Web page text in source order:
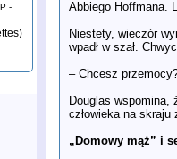
-
Abbiego Hoffmana.
Niestety, wieczór
wpadł w szał.
– Chcesz
Douglas wspomina,
człowieka na skraju
„Domowy mąż” i